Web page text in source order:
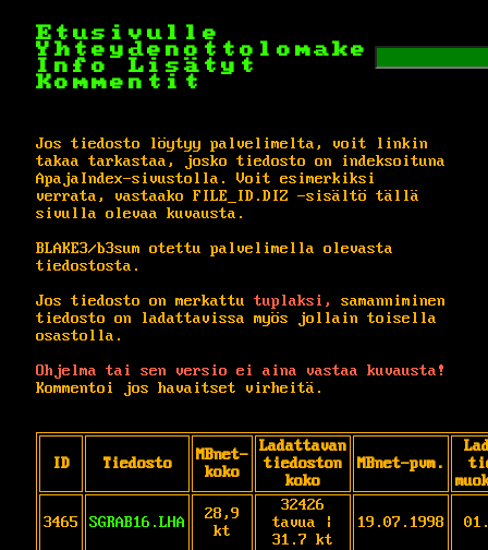
Etusivulle
Yhteydenottolomake
Info
Lisätyt
Kommentit
Jos tiedosto löytyy palvelimelta, voit linkin
takaa tarkastaa, josko tiedosto on indeksoituna
ApajaIndex-sivustolla. Voit esimerkiksi
verrata, vastaako FILE_ID.DIZ -sisältö tällä
sivulla olevaa kuvausta.
BLAKE3/b3sum otettu palvelimella olevasta
tiedostosta.
Jos tiedosto on merkattu tuplaksi,
samanniminen
tiedosto on ladattavissa myös jollain toisella
osastolla.
Ohjelma tai sen versio ei aina vastaa kuvausta!
Kommentoi jos havaitset virheitä.
ID Tiedosto
MBnet-
koko
Ladattavan
tiedoston
koko
MBnet-pvm.
3465 SGRAB16.LHA
28,9
kt
32426
tavua |
31.7 kt
19.07.1998